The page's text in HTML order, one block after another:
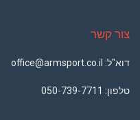
צור קשר
דוא"ל: office@armsport.co.il
טלפון: 050-739-7711